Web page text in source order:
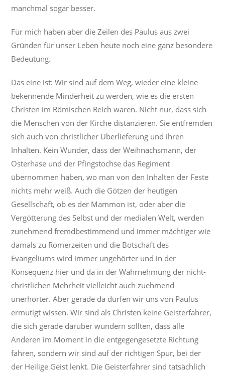
manchmal sogar besser.
Für mich haben aber die Zeilen des Paulus aus zwei
Gründen für unser Leben heute noch eine ganz besondere
Bedeutung.
Das eine ist: Wir sind auf dem Weg, wieder eine kleine
bekennende Minderheit zu werden, wie es die ersten
Christen im Römischen Reich waren. Nicht nur, dass sich
die Menschen von der Kirche distanzieren. Sie entfremden
sich auch von christlicher Überlieferung und ihren
Inhalten. Kein Wunder, dass der Weihnachsmann, der
Osterhase und der Pfingstochse das Regiment
übernommen haben, wo man von den Inhalten der Feste
nichts mehr weiß. Auch die Götzen der heutigen
Gesellschaft, ob es der Mammon ist, oder aber die
Vergötterung des Selbst und der medialen Welt, werden
zunehmend fremdbestimmend und immer mächtiger wie
damals zu Römerzeiten und die Botschaft des
Evangeliums wird immer ungehörter und in der
Konsequenz hier und da in der Wahrnehmung der nicht-
christlichen Mehrheit vielleicht auch zuehmend
unerhörter. Aber gerade da dürfen wir uns von Paulus
ermutigt wissen. Wir sind als Christen keine Geisterfahrer,
die sich gerade darüber wundern sollten, dass alle
Anderen im Moment in die entgegengesetzte Richtung
fahren, sondern wir sind auf der richtigen Spur, bei der
der Heilige Geist lenkt. Die Geisterfahrer sind tatsächlich